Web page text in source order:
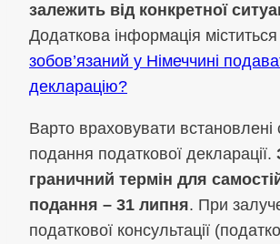
залежить від конкретної
Додаткова інформація міститься
зобов’язаний у Німеччині
декларацію?
Варто враховувати встановлені
подання податкової декларації.
граничний термін для
подання – 31 липня. При
податкової консультації